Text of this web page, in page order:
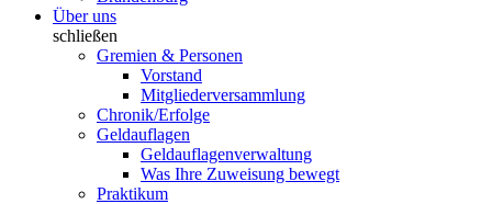
Über uns
schließen
Gremien & Personen
Vorstand
Mitgliederversammlung
Chronik/Erfolge
Geldauflagen
Geldauflagenverwaltung
Was Ihre Zuweisung bewegt
Praktikum